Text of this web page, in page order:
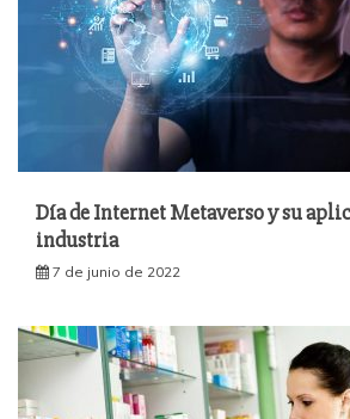
Día de Internet Metaverso y su
industria
7 de junio de 2022